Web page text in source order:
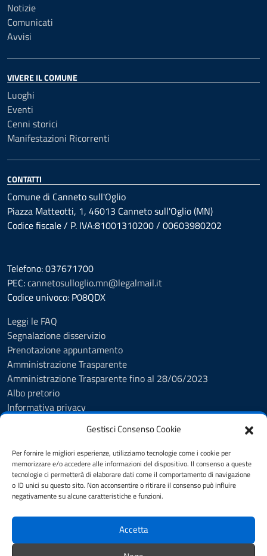
Gestisci Consenso Cookie
Per fornire le migliori esperienze, utilizziamo tecnologie come i cookie per
memorizzare e/o accedere alle informazioni del dispositivo. Il consenso a queste
tecnologie ci permetterà di elaborare dati come il comportamento di navigazione
o ID unici su questo sito. Non acconsentire o ritirare il consenso può influire
negativamente su alcune caratteristiche e funzioni.
Accetta
Notizie
Comunicati
Avvisi
VIVERE IL COMUNE
Luoghi
Eventi
Cenni storici
Manifestazioni Ricorrenti
CONTATTI
Comune di Canneto sull'Oglio
Piazza Matteotti, 1, 46013 Canneto sull'Oglio (MN)
Codice fiscale / P. IVA:81001310200 / 00603980202
Telefono: 037671700
PEC:cannetosulloglio.mn@legalmail.it
Codice univoco: P08QDX
Leggi le FAQ
Segnalazione disservizio
Prenotazione appuntamento
Amministrazione Trasparente
Amministrazione Trasparente fino al 28/06/2023
Albo pretorio
Informativa privacy
Feedback Accessibilità
Dichiarazione di accessibilità
Obiettivi di accessibilità
Piano di Miglioramento dei Servizi
Instagram